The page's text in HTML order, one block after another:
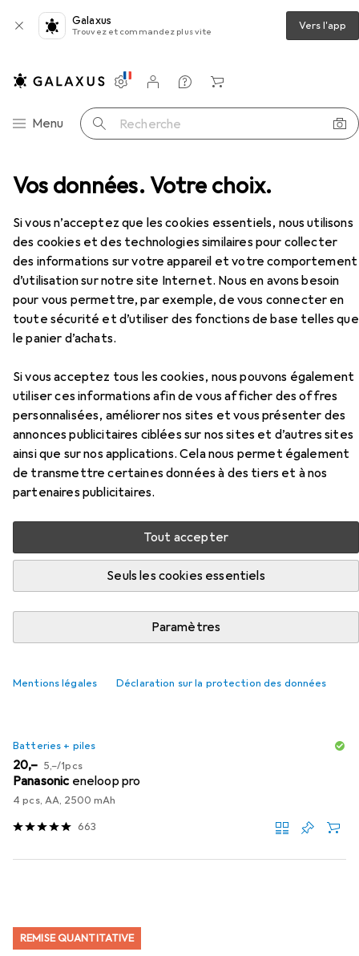
Vos données. Votre choix.
Si vous n’acceptez que les cookies essentiels, nous utilisons
des cookies et des technologies similaires pour collecter
des informations sur votre appareil et votre comportement
d’utilisation sur notre site Internet. Nous en avons besoin
pour vous permettre, par exemple, de vous connecter en
toute sécurité et d’utiliser des fonctions de base telles que
le panier d’achats.
Si vous acceptez tous les cookies, nous pouvons également
utiliser ces informations afin de vous afficher des offres
personnalisées, améliorer nos sites et vous présenter des
annonces publicitaires ciblées sur nos sites et d’autres sites
ainsi que sur nos applications. Cela nous permet également
de transmettre certaines données à des tiers et à nos
partenaires publicitaires.
Tout accepter
Seuls les cookies essentiels
Paramètres
Mentions légales Déclaration sur la protection des données
Galaxus
Trouvez et commandez plus vite Vers l'app
Navigation par catégorie
Menu Recherche
Paramètres
Compte client
Listes de comparaison
Listes d'envies
Panier
: accessoires Roba Accessoires de magasin
EUR
46,90
RobaAccessoires de magasin
Accessoires pour Roba
Accessoires de magasin
Ici, vous trouverez des accessoires compatibles avec le
produit Roba Accessoires de magasin de la catégorie
Batteries + piles.
Pertinence
Liste des produits
Batteries + piles
Lithium ultime
Batteries + piles
EUR
20,– EUR
5,–/1pcs
Panasonic eneloop pro
4 pcs, AA, 2500 mAh
663
REMISE QUANTITATIVE